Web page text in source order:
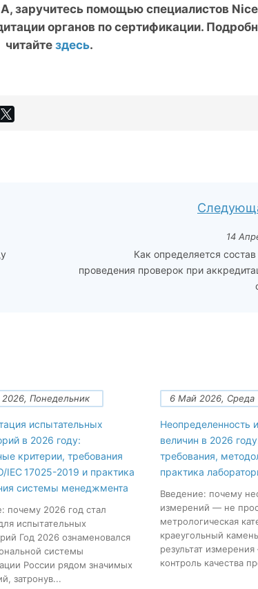
заручитесь помощью специалистов Nice
органов по сертификации.
читайте здесь.
14
Как определяется
проведения проверок при
Понедельник
испытательных
в 2026 году:
критерии, требования
IEC 17025-2019 и практика
системы менеджмента
почему 2026 год стал
испытательных
Год 2026 ознаменовался
системы
России рядом значимых
затронув...
6 Май 2026, Среда
Неопределенность
величин в 2026
требования,
практика
Введение: почему
измерений — не
метрологическая
краеугольный
результат
контроль качества